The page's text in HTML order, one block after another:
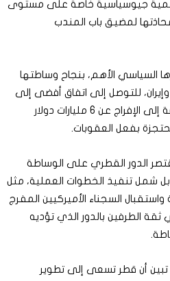
جيوسياسية خاصة على مستوى
لمضيق باب المندب
عام 2023 إنجازها السياسي الأهم، بنجاح وساطتها
وإيران، للتوصل إلى اتفاق أفضى إلى
تبادل سجناء بين البلدين، بالإضافة إلى الإفراج عن 6 مليارات دولار
بفعل العقوبات.
الدور القطري على الوساطة
شمل تنفيذ الخطوات العملية، مثل
واستقبال السجناء الأميركيين المفرج
الطرفين بالدور الذي تؤديه
تشرين الأول 2023، تبين أن قطر تسعى إلى تطوير